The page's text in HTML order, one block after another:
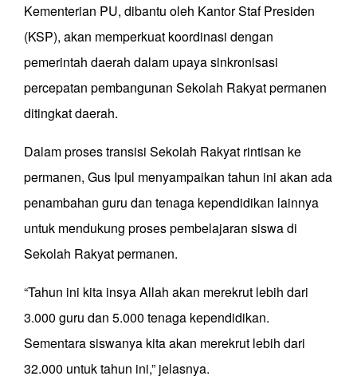
Kementerian PU, dibantu oleh Kantor Staf Presiden
(KSP), akan memperkuat koordinasi dengan
pemerintah daerah dalam upaya sinkronisasi
percepatan pembangunan Sekolah Rakyat permanen
ditingkat daerah.
Dalam proses transisi Sekolah Rakyat rintisan ke
permanen, Gus Ipul menyampaikan tahun ini akan ada
penambahan guru dan tenaga kependidikan lainnya
untuk mendukung proses pembelajaran siswa di
Sekolah Rakyat permanen.
“Tahun ini kita insya Allah akan merekrut lebih dari
3.000 guru dan 5.000 tenaga kependidikan.
Sementara siswanya kita akan merekrut lebih dari
32.000 untuk tahun ini,” jelasnya.